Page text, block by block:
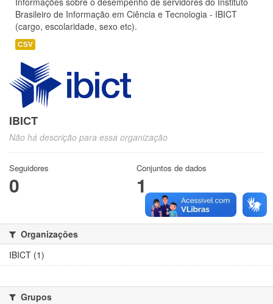
Brasileiro de Informação em Ciência e Tecnologia - IBICT
(cargo, escolaridade, sexo etc).
CSV
IBICT
Não há descrição para essa organização
Seguidores
0
Conjuntos de dados
1
Organizações
IBICT (1)
Grupos